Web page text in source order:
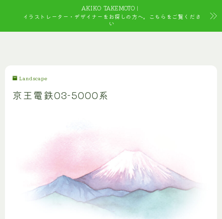
AKIKO TAKEMOTO｜
イラストレーター・デザイナーをお探しの方へ。こちらをご覧くださ
い
Landscape
京王電鉄03-5000系